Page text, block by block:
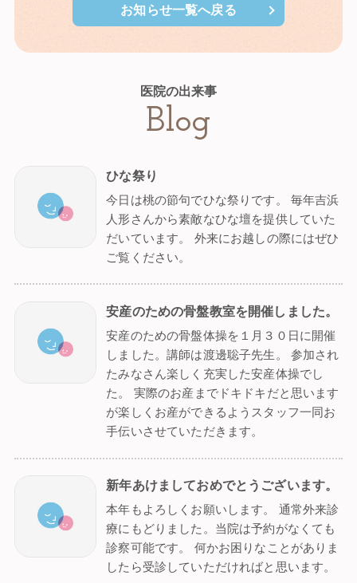
お知らせ一覧へ戻る
医院の出来事
Blog
ひな祭り
今日は桃の節句でひな祭りです。 毎年吉浜
人形さんから素敵なひな壇を提供していた
だいています。 外来にお越しの際にはぜひ
ご覧ください。
安産のための骨盤教室を開催しました。
安産のための骨盤体操を１月３０日に開催
しました。講師は渡邊聡子先生。 参加され
たみなさん楽しく充実した安産体操でし
た。 実際のお産までドキドキだと思います
が楽しくお産ができるようスタッフ一同お
手伝いさせていただきます。
新年あけましておめでとうございます。
本年もよろしくお願いします。 通常外来診
療にもどりました。当院は予約がなくても
診察可能です。 何かお困りなことがありま
したら受診していただければと思います。